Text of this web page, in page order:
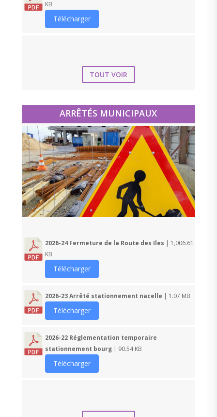
KB
Télécharger
TOUT VOIR
ARRÊTÉS MUNICIPAUX
2026-24 Fermeture de la Route des Iles | 1,006.61
KB
Télécharger
2026-23 Arrêté stationnement nacelle | 1.07 MB
Télécharger
2026-22 Réglementation temporaire
stationnement bourg| 90.54 KB
Télécharger